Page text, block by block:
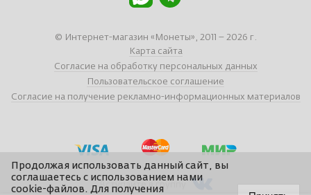
© Интернет-магазин «Монеты», 2011 – 2026 г.
Карта сайта
Согласие на обработку персональных данных
Пользовательское соглашение
Согласие на получение рекламно-информационных материалов
Вступайте в группу
Продолжая использовать данный сайт, вы
соглашаетесь с использованием нами
cookie-файлов. Для получения